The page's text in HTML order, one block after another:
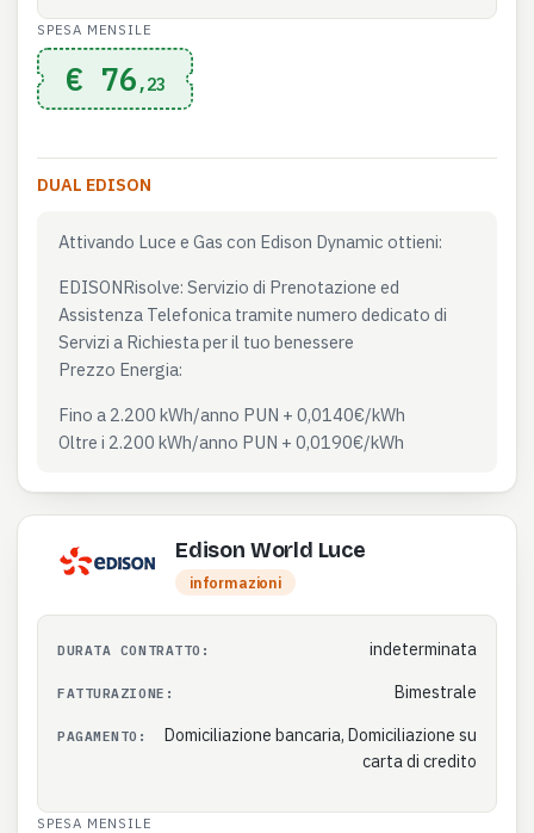
SPESA MENSILE
€ 76 ,23
DUAL EDISON
Attivando Luce e Gas con Edison Dynamic ottieni:
EDISONRisolve: Servizio di Prenotazione ed
Assistenza Telefonica tramite numero dedicato di
Servizi a Richiesta per il tuo benessere
Prezzo Energia:
Fino a 2.200 kWh/anno PUN + 0,0140€/kWh
Oltre i 2.200 kWh/anno PUN + 0,0190€/kWh
Edison World Luce
informazioni
DURATA CONTRATTO: indeterminata
FATTURAZIONE: Bimestrale
PAGAMENTO:
Domiciliazione bancaria, Domiciliazione su
carta di credito
SPESA MENSILE